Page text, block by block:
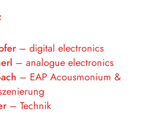
– digital electronics
– analogue electronics
– EAP Acousmonium &
– Technik